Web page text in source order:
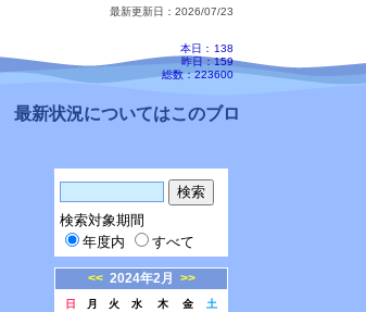
最新更新日：2026/07/23
本日： 138
昨日：159
総数：223600
最新状況についてはこのブログ、配信メールを
検索対象期間
年度内
すべて
<< 2024年2月 >>
日 月 火 水 木 金
土